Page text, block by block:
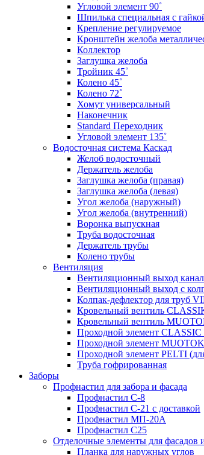
Угловой элемент 90˚
Шпилька специальная с
Крепление регулируемое
Кронштейн желоба
Коллектор
Заглушка желоба
Тройник 45˚
Колено 45˚
Колено 72˚
Хомут универсальный
Наконечник
Standard Переходник
Угловой элемент 135˚
Водосточная система Каскад
Желоб водосточный
Держатель желоба
Заглушка желоба (правая)
Заглушка желоба (левая)
Угол желоба (наружный)
Угол желоба (внутренний)
Воронка выпускная
Труба водосточная
Держатель трубы
Колено трубы
Вентиляция
Вентиляционный выход
Вентиляционный выход с
Колпак-дефлектор для труб
Кровельный вентиль
Кровельный вентиль
Проходной элемент CLASSIC
Проходной элемент
Проходной элемент PELTI
Труба гофрированная
Заборы
Профнастил для забора и фасада
Профнастил С-8
Профнастил С-21 с доставкой
Профнастил МП-20А
Профнастил С25
Отделочные элементы для фасадов
Планка для наружных углов